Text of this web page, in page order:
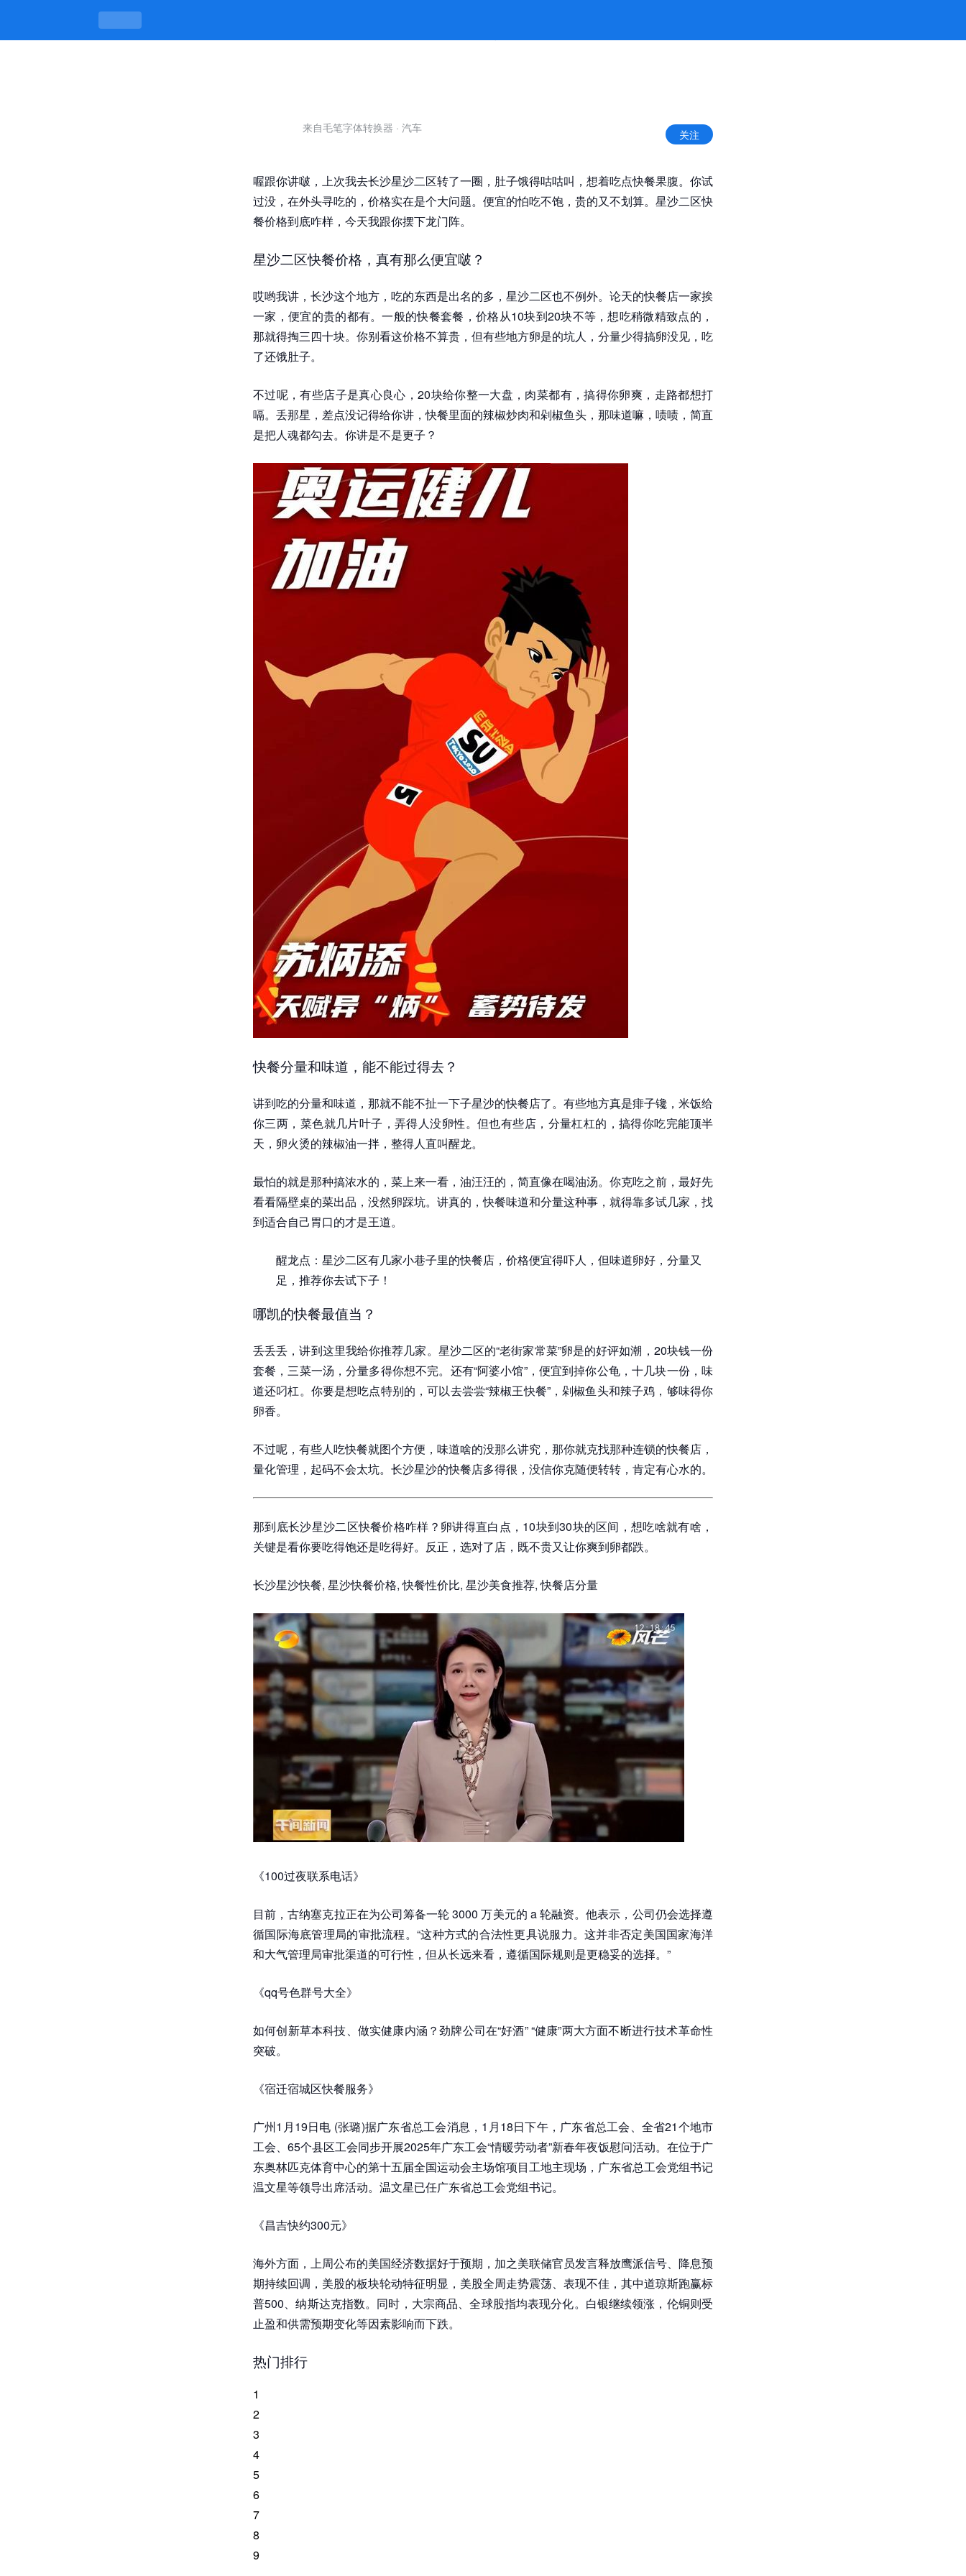
长沙星沙二区快餐价格如何，吃得饱又不伤钱包的选择 -jiuyou九游娱乐官方
来自毛笔字体转换器 · 汽车 关注
喔跟你讲啵，上次我去长沙星沙二区转了一圈，肚子饿得咕咕叫，想着吃点快餐果腹。你试
过没，在外头寻吃的，价格实在是个大问题。便宜的怕吃不饱，贵的又不划算。星沙二区快
餐价格到底咋样，今天我跟你摆下龙门阵。
星沙二区快餐价格，真有那么便宜啵？
哎哟我讲，长沙这个地方，吃的东西是出名的多，星沙二区也不例外。论天的快餐店一家挨
一家，便宜的贵的都有。一般的快餐套餐，价格从10块到20块不等，想吃稍微精致点的，
那就得掏三四十块。你别看这价格不算贵，但有些地方卵是的坑人，分量少得搞卵没见，吃
了还饿肚子。
不过呢，有些店子是真心良心，20块给你整一大盘，肉菜都有，搞得你卵爽，走路都想打
嗝。丢那星，差点没记得给你讲，快餐里面的辣椒炒肉和剁椒鱼头，那味道嘛，啧啧，简直
是把人魂都勾去。你讲是不是更子？
快餐分量和味道，能不能过得去？
讲到吃的分量和味道，那就不能不扯一下子星沙的快餐店了。有些地方真是痱子镵，米饭给
你三两，菜色就几片叶子，弄得人没卵性。但也有些店，分量杠杠的，搞得你吃完能顶半
天，卵火烫的辣椒油一拌，整得人直叫醒龙。
最怕的就是那种搞浓水的，菜上来一看，油汪汪的，简直像在喝油汤。你克吃之前，最好先
看看隔壁桌的菜出品，没然卵踩坑。讲真的，快餐味道和分量这种事，就得靠多试几家，找
到适合自己胃口的才是王道。
醒龙点：星沙二区有几家小巷子里的快餐店，价格便宜得吓人，但味道卵好，分量又
足，推荐你去试下子！
哪凯的快餐最值当？
丢丢丢，讲到这里我给你推荐几家。星沙二区的“老街家常菜”卵是的好评如潮，20块钱一份
套餐，三菜一汤，分量多得你想不完。还有“阿婆小馆”，便宜到掉你公龟，十几块一份，味
道还叼杠。你要是想吃点特别的，可以去尝尝“辣椒王快餐”，剁椒鱼头和辣子鸡，够味得你
卵香。
不过呢，有些人吃快餐就图个方便，味道啥的没那么讲究，那你就克找那种连锁的快餐店，
量化管理，起码不会太坑。长沙星沙的快餐店多得很，没信你克随便转转，肯定有心水的。
那到底长沙星沙二区快餐价格咋样？卵讲得直白点，10块到30块的区间，想吃啥就有啥，
关键是看你要吃得饱还是吃得好。反正，选对了店，既不贵又让你爽到卵都跌。
长沙星沙快餐, 星沙快餐价格, 快餐性价比, 星沙美食推荐, 快餐店分量
《100过夜联系电话》
目前，古纳塞克拉正在为公司筹备一轮 3000 万美元的 a 轮融资。他表示，公司仍会选择遵
循国际海底管理局的审批流程。“这种方式的合法性更具说服力。这并非否定美国国家海洋
和大气管理局审批渠道的可行性，但从长远来看，遵循国际规则是更稳妥的选择。”
《qq号色群号大全》
如何创新草本科技、做实健康内涵？劲牌公司在“好酒” “健康”两大方面不断进行技术革命性
突破。
《宿迁宿城区快餐服务》
广州1月19日电 (张璐)据广东省总工会消息，1月18日下午，广东省总工会、全省21个地市
工会、65个县区工会同步开展2025年广东工会“情暖劳动者”新春年夜饭慰问活动。在位于广
东奥林匹克体育中心的第十五届全国运动会主场馆项目工地主现场，广东省总工会党组书记
温文星等领导出席活动。温文星已任广东省总工会党组书记。
《昌吉快约300元》
海外方面，上周公布的美国经济数据好于预期，加之美联储官员发言释放鹰派信号、降息预
期持续回调，美股的板块轮动特征明显，美股全周走势震荡、表现不佳，其中道琼斯跑赢标
普500、纳斯达克指数。同时，大宗商品、全球股指均表现分化。白银继续领涨，伦铜则受
止盈和供需预期变化等因素影响而下跌。
热门排行
1
2
3
4
5
6
7
8
9